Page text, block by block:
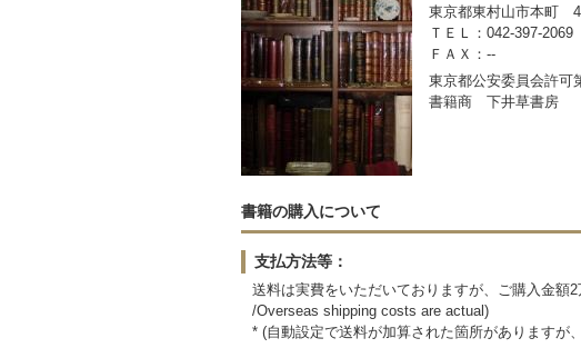
東京都東村山市本町
ＴＥＬ：042-397-2069
ＦＡＸ：--
東京都公安委員会許可
書籍商 下井草書房
書籍の購入について
支払方法等：
送料は実費をいただいておりますが、ご購入金額
/Overseas shipping costs are actual)
* (自動設定で送料が加算された箇所がありますが